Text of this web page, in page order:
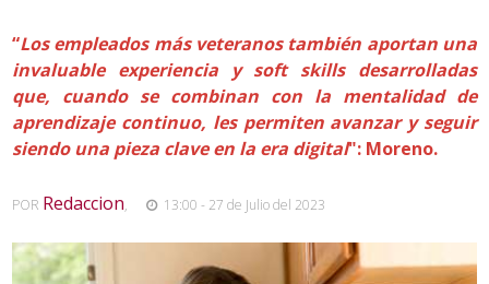
“Los empleados más veteranos también aportan una
invaluable experiencia y soft skills desarrolladas
que, cuando se combinan con la mentalidad de
aprendizaje continuo, les permiten avanzar y seguir
siendo una pieza clave en la era digital": Moreno.
POR Redaccion, 13:00 - 27 de Julio del 2023